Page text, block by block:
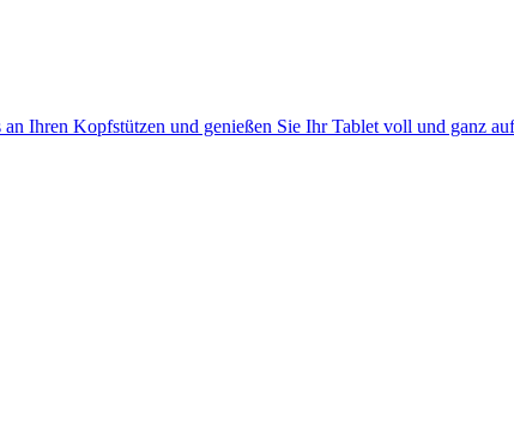
Ihren Kopfstützen und genießen Sie Ihr Tablet voll und ganz